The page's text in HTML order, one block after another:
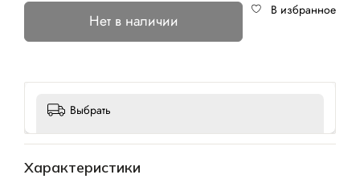
Нет в наличии
В избранное
Выбрать
Характеристики